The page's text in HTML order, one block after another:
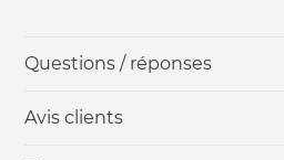
Questions / réponses
Avis clients